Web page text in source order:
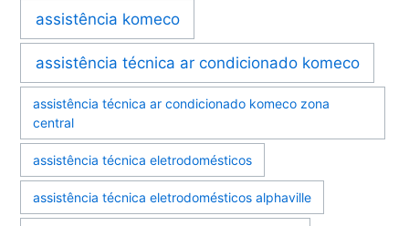
assistência komeco
assistência técnica ar condicionado komeco
assistência técnica ar condicionado komeco zona
central
assistência técnica eletrodomésticos
assistência técnica eletrodomésticos alphaville